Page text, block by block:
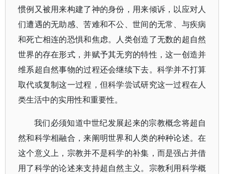
惯例又被用来构建了神的身份，用来倾诉，以应对人
们遭遇的无助感、苦难和不公、世间的无常、与疾病
和死亡相连的恐惧和焦虑。人类创造了无数的超自然
世界的存在形式，并赋予其无穷的特性，这一创造并
维系超自然事物的过程还会继续下去。科学并不打算
取代或复制这一过程，但科学尝试研究这一过程在人
类生活中的实用性和重要性。
我们必须知道中世纪发展起来的宗教概念将超自
然和科学相融合，来阐明世界和人类的种种论述。在
这个意义上，宗教并不是科学的补集，而是强占并借
用了科学的论述来支持超自然主义。宗教利用科学概